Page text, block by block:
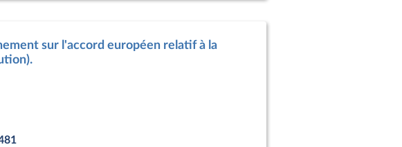
sur l'accord européen relatif à la